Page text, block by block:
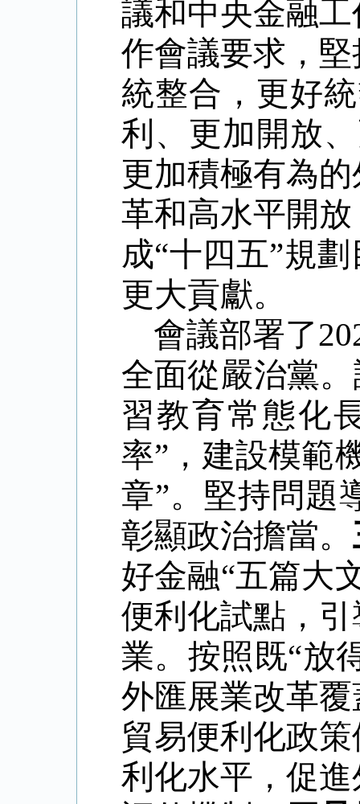
議和中央金融
作會議要求，
統整合，更好
利、更加開放
更加積極有為
革和高水平開
成“十四五”規
更大貢獻。
會議部署了
全面從嚴治黨
習教育常態化
率” ，建設模範
章”。堅持問題
彰顯政治擔當。
好金融“五篇大
便利化試點，
業。按照既“放
外匯展業改革
貿易便利化政
利化水平，促